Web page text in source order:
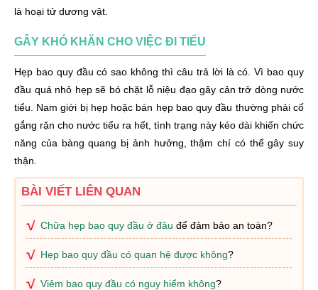
là hoại tử dương vật.
GÂY KHÓ KHĂN CHO VIỆC ĐI TIỂU
Hẹp bao quy đầu có sao không thì câu trả lời là có. Vì bao quy
đầu quá nhỏ hẹp sẽ bó chặt lỗ niệu đạo gây cản trở dòng nước
tiểu. Nam giới bị hẹp hoặc bán hẹp bao quy đầu thường phải cố
gắng rặn cho nước tiểu ra hết, tình trạng này kéo dài khiến chức
năng của bàng quang bị ảnh hưởng, thậm chí có thể gây suy
thận.
BÀI VIẾT LIÊN QUAN
Chữa hẹp bao quy đầu ở đâu để đảm bảo an toàn?
Hẹp bao quy đầu có quan hệ được không?
Viêm bao quy đầu có nguy hiểm không?